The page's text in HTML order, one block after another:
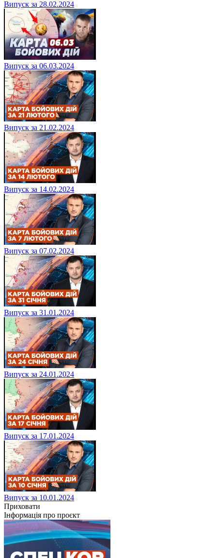
Випуск за 28.02.2024
Випуск за 06.03.2024
Випуск за 21.02.2024
Випуск за 14.02.2024
Випуск за 07.02.2024
Випуск за 31.01.2024
Випуск за 24.01.2024
Випуск за 17.01.2024
Випуск за 10.01.2024
Приховати
Інформація про проєкт